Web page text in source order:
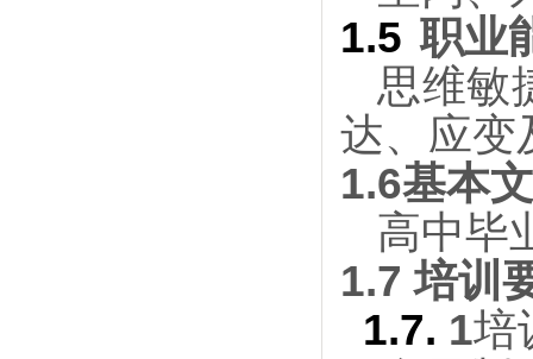
1.5 职业
思维敏
达、应变
1.6基本
高中毕
1.7培训
1.7. 1培